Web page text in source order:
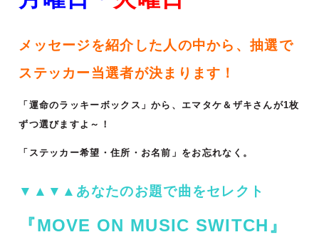
メッセージを紹介した人の中から、抽選で
ステッカー当選者が決まります！
「運命のラッキーボックス」から、エマタケ＆ザキさんが1枚
ずつ選びますよ～！
「ステッカー希望・住所・お名前」をお忘れなく。
▼▲▼▲あなたのお題で曲をセレクト
『MOVE ON MUSIC SWITCH』